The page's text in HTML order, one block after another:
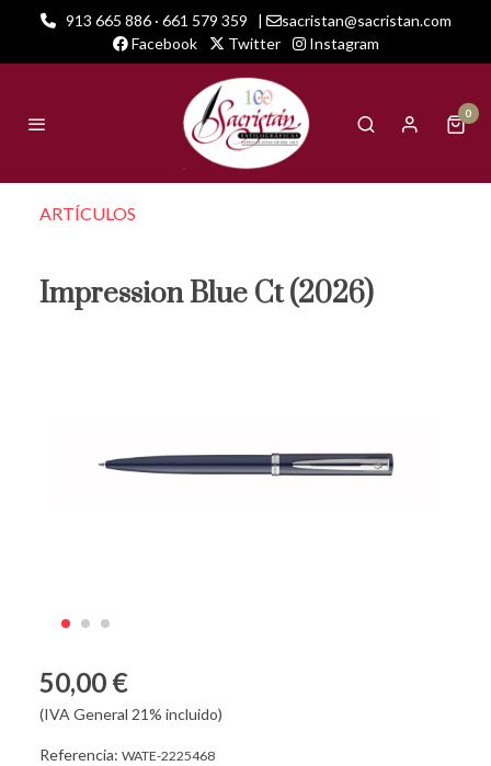
913 665 886 · 661 579 359 |
sacristan@sacristan.com
Facebook
Twitter Instagram
0
ARTÍCULOS
Impression Blue Ct (2026)
50,00 €
(IVA General 21% incluido)
Referencia: WATE-2225468